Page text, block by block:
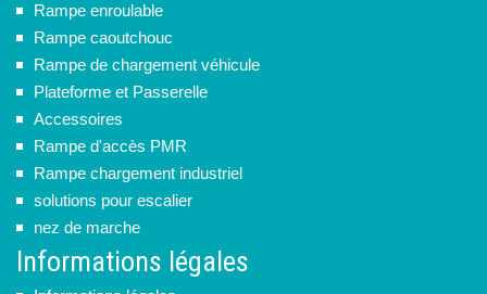
Rampe enroulable
Rampe caoutchouc
Rampe de chargement véhicule
Plateforme et Passerelle
Accessoires
Rampe d'accès PMR
Rampe chargement industriel
solutions pour escalier
nez de marche
Informations légales